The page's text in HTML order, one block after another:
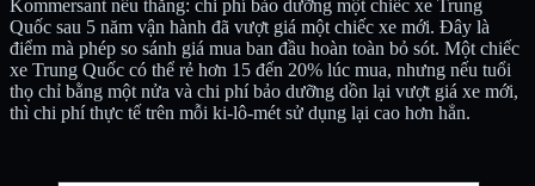
Kommersant nêu thẳng: chi phí bảo dưỡng một chiếc xe Trung
Quốc sau 5 năm vận hành đã vượt giá một chiếc xe mới. Đây là
điểm mà phép so sánh giá mua ban đầu hoàn toàn bỏ sót. Một chiếc
xe Trung Quốc có thể rẻ hơn 15 đến 20% lúc mua, nhưng nếu tuổi
thọ chỉ bằng một nửa và chi phí bảo dưỡng dồn lại vượt giá xe mới,
thì chi phí thực tế trên mỗi ki-lô-mét sử dụng lại cao hơn hẳn.